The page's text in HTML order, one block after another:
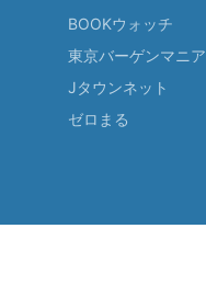
BOOKウォッチ
東京バーゲンマニア
Jタウンネット
ゼロまる